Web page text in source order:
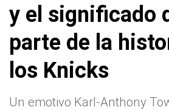
y el significado
parte de la
los Knicks
Un emotivo Karl-Anthony